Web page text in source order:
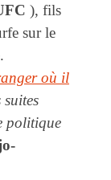
), fils
sur le
où il
suites
politique